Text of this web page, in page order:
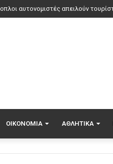
ΟΙΚΟΝΟΜΊΑ ΑΘΛΗΤΙΚΆ